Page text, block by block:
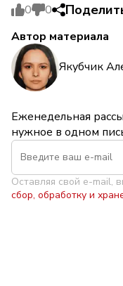
0 0
Автор материала
Якубчик
Еженедельная
нужное в одном
Оставляя свой e-mail,
сбор, обработку и